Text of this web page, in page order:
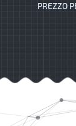
PREZZO